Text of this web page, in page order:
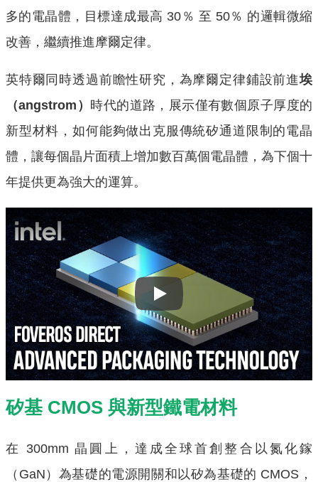
多的電晶體，目標達成最高 30％ 至 50％ 的邏輯微縮
改善，繼續推進摩爾定律。
英特爾同時透過前瞻性研究，為摩爾定律鋪設前進埃
（angstrom） 時代的道路，展示僅有數個原子厚度的
新型材料，如何能夠做出克服傳統矽通道限制的電晶
體，讓每個晶片面積上增加數百萬個電晶體，為下個十
年提供更為強大的運算。
Play
矽基 CMOS 與新型鐵電材料
在 300mm 晶圓上，達成全球首創整合以氮化鎵
（GaN）為基礎的電源開關和以矽為基礎的 CMOS，